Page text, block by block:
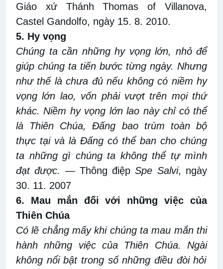
Giáo xứ Thánh Thomas of Villanova,
Castel Gandolfo, ngày 15. 8. 2010.
5. Hy vọng
Chúng ta cần những hy vọng lớn, nhỏ để
giúp chúng ta tiến bước từng ngày. Nhưng
nhưthế là chưa đủ nếu không có niềm hy
vọng lớn lao, vốn phải vượt trên mọi thứ
khác.Niềm hy vọng lớn lao này chỉ có thể
là Thiên Chúa, Đấng bao trùm toàn bộ
thực tại và là Đấng có thể ban cho chúng
ta những gì chúng ta không thể tự mình
đạt được. — Thông điệpSpe Salvi, ngày
30. 11. 2007
6. Mau mắn đối với những việc của
Thiên Chúa
Có lẽ chẳng mấy khi chúng ta mau mắn thi
hànhnhững việc của Thiên Chúa. Ngài
không nổi bật trong số những điều đòi hỏi